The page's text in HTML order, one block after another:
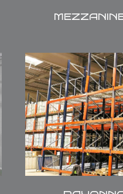
Système de
adapté des
descente
palettes. Adapté
de commandes
à la création de
fabrication.